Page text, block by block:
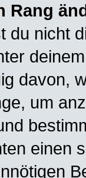
Rang
du nicht
davon,
um
einen